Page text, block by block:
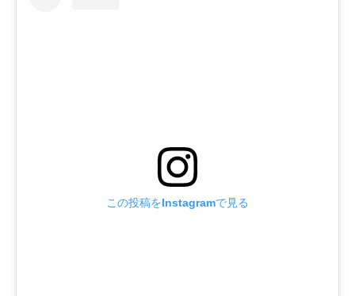
この投稿をInstagramで見る